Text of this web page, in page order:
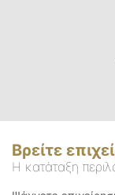
Βρείτε
Η κατάταξη